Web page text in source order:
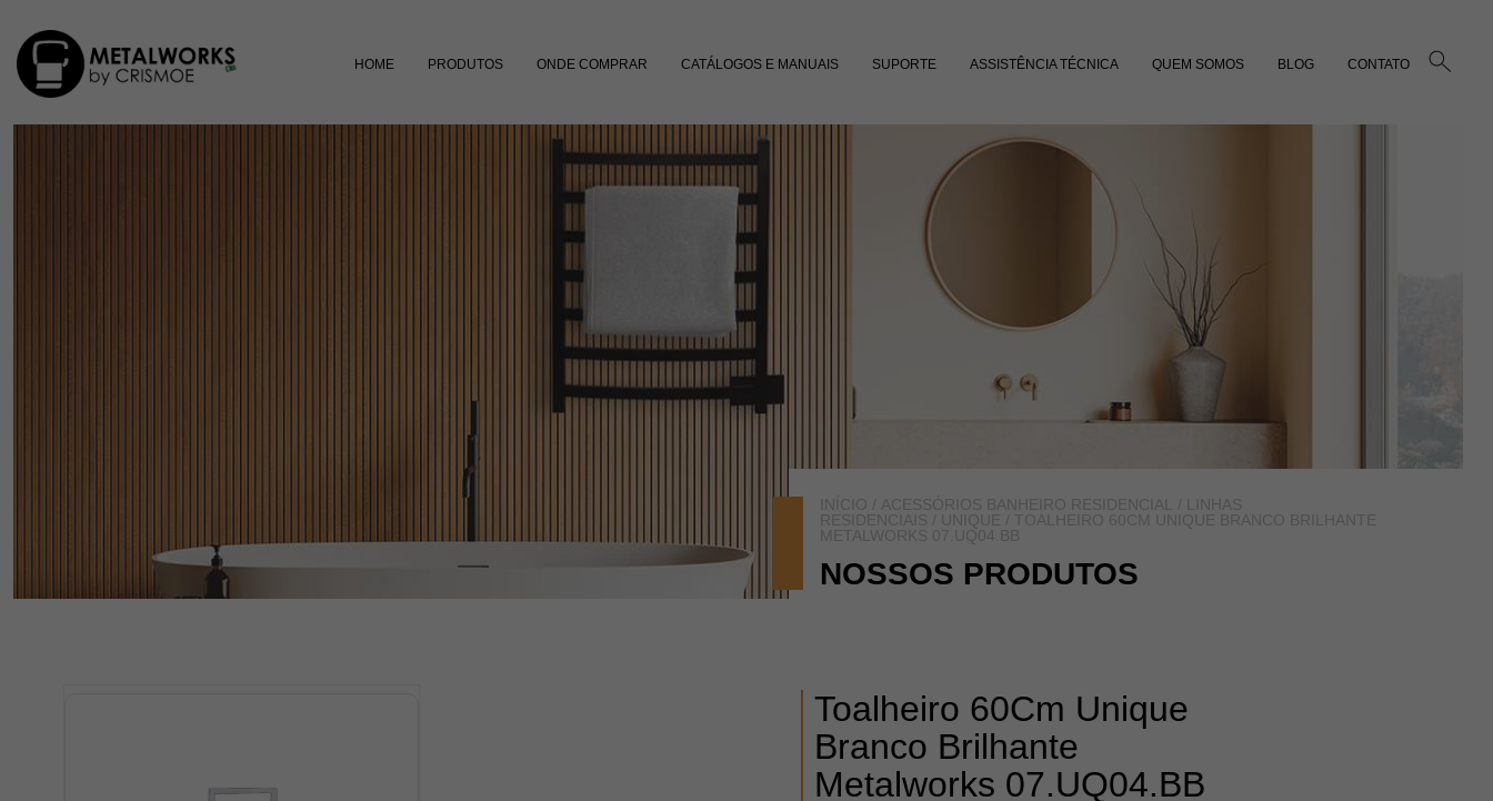
HOME PRODUTOS ONDE COMPRAR CATÁLOGOS E MANUAIS SUPORTE ASSISTÊNCIA TÉCNICA QUEM SOMOS BLOG CONTATO
INÍCIO / ACESSÓRIOS BANHEIRO RESIDENCIAL /
LINHAS
RESIDENCIAIS / UNIQUE / TOALHEIRO 60CM UNIQUE BRANCO BRILHANTE
METALWORKS 07.UQ04.BB
NOSSOS PRODUTOS
Toalheiro 60Cm Unique
Branco Brilhante
Metalworks 07.UQ04.BB